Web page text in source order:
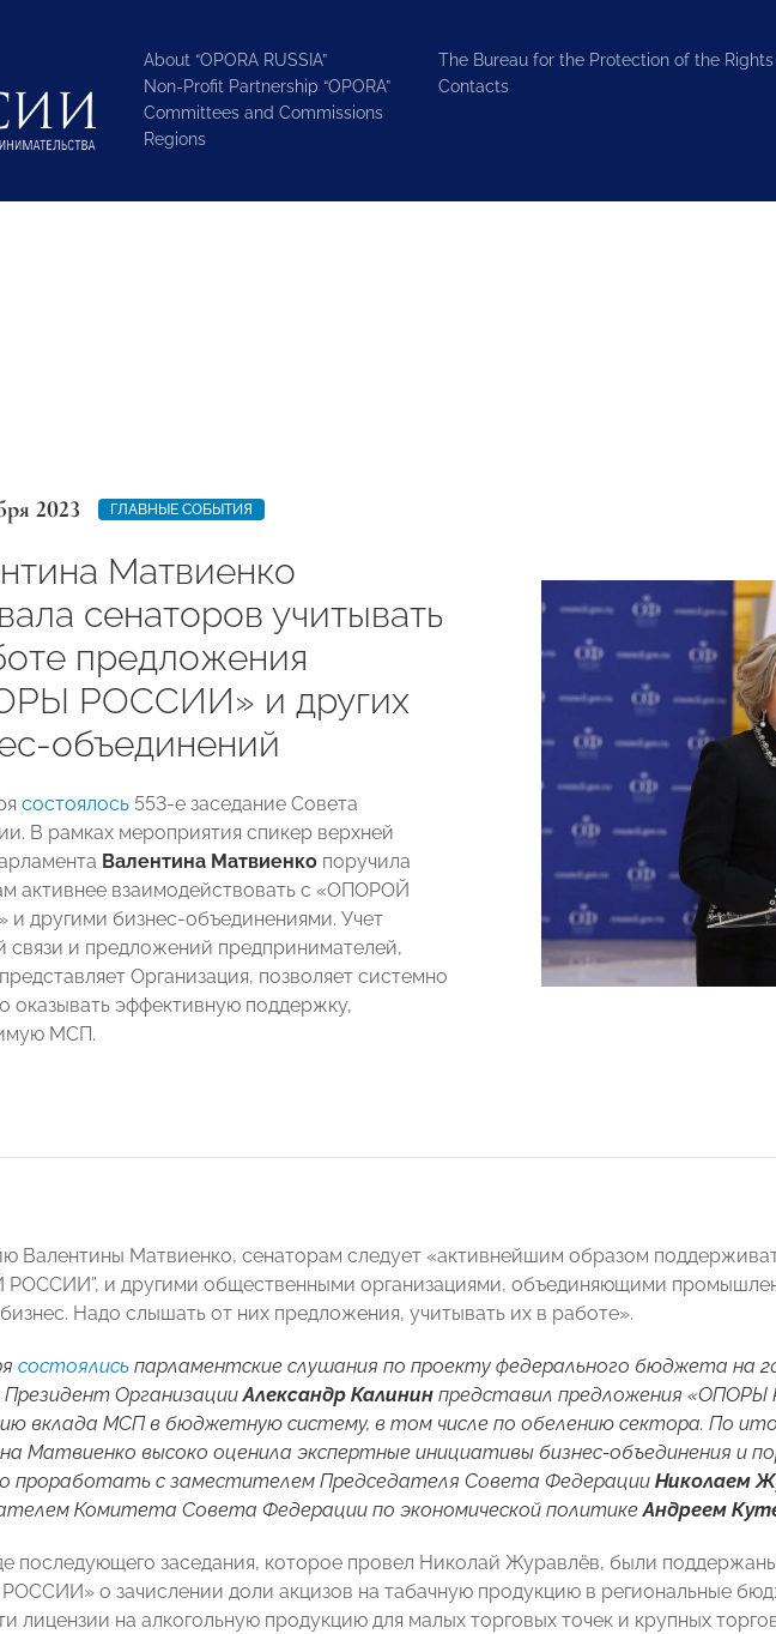
About “OPORA RUSSIA”
Non-Profit Partnership “OPORA”
Committees and Commissions
Regions
The Bureau for the Protection of the
Contacts
2023 ГЛАВНЫЕ СОБЫТИЯ
Матвиенко
сенаторов учитывать
предложения
РОССИИ» и других
объединений
состоялось 553-е заседание Совета
В рамках мероприятия спикер верхней
Валентина Матвиенко поручила
активнее взаимодействовать с «ОПОРОЙ
другими бизнес-объединениями. Учет
связи и предложений предпринимателей,
Организация, позволяет системно
оказывать эффективную поддержку,
МСП.
Валентины Матвиенко, сенаторам следует «активнейшим образом
и другими общественными организациями, объединяющими
Надо слышать от них предложения, учитывать их в работе».
состоялись парламентские слушания по проекту федерального бюджета на
ОрганизацииАлександр Калинин представил предложения
вклада МСП в бюджетную систему, в том числе по обелению сектора. По
Матвиенко высоко оценила экспертные инициативы бизнес-объединения и
проработать с заместителем Председателя Совета Федерации Николаем
Комитета Совета Федерации по экономической политикеАндреем
последующего заседания, которое провел Николай Журавлёв, были
о зачислении доли акцизов на табачную продукцию в региональные
лицензии на алкогольную продукцию для малых торговых точек и крупных